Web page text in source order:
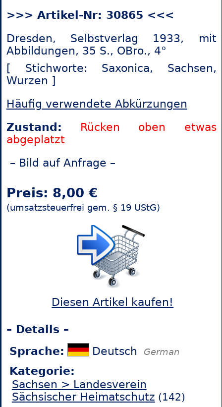
>>> Artikel-Nr: 30865 <<<
Dresden, Selbstverlag 1933, mit
Abbildungen, 35 S., OBro., 4°
[ Stichworte: Saxonica, Sachsen,
Wurzen ]
Häufig verwendete Abkürzungen
Zustand:
Rücken oben etwas
abgeplatzt
– Bild auf Anfrage –
Preis: 8,00 €
(umsatzsteuerfrei gem. § 19 UStG)
Diesen Artikel kaufen!
– Details –
Sprache:
Deutsch German
Kategorie:
Sachsen > Landesverein
Sächsischer Heimatschutz (142)